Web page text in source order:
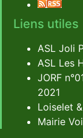
Liens utiles
ASL Joli
ASL Les
JORF
2021
Loiselet
Mairie